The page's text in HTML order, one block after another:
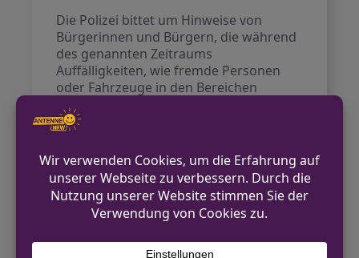
Die Polizei bittet um Hinweise von
Bürgerinnen und Bürgern, die während
des genannten Zeitraums
Auffälligkeiten, wie fremde Personen
oder Fahrzeuge in den Bereichen
Niederfeldstraße und Schäferstraße,
beobachtet haben.
VORHERIGER BEITRAG
Gefährlicher Eingriff in den Straßenverkehr
in Augustdorf
Unbekannter überfällt Taxifahrer in Solingen